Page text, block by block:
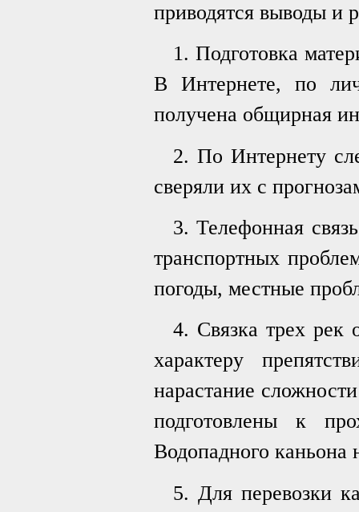
приводятся выводы и
1. Подготовка
В Интернете, по
получена общирная
2. По Интернету
сверяли их с
3. Телефонная
транспортных
погоды, местные
4. Связка трех рек
характеру
нарастание
подготовлены к
Водопадного каньона
5. Для перевозки